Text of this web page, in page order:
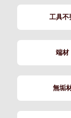
工具不
端材
無垢